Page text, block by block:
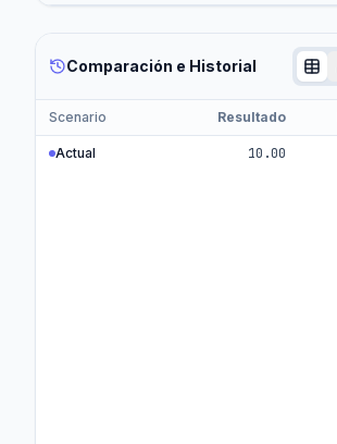
Comparación e Historial
Scenario Resultado
Actual 10.00